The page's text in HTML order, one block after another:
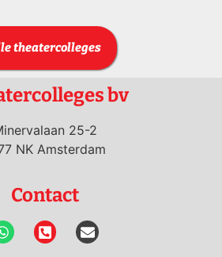
theatercolleges
bv
25-2
NK Amsterdam
Contact